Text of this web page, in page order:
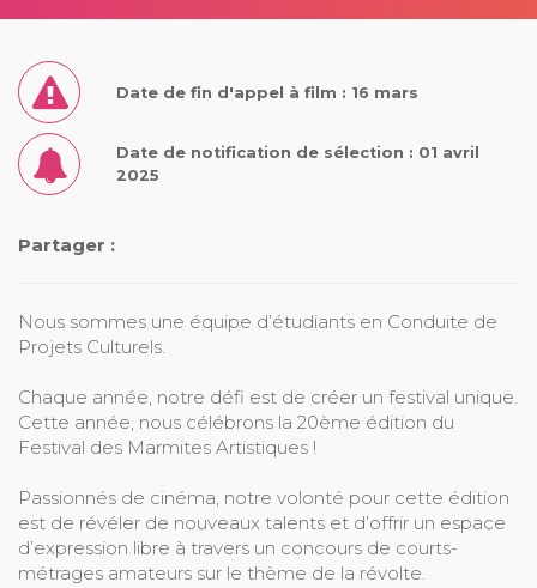
Date de fin d'appel à film : 16 mars
Date de notification de sélection : 01 avril
2025
Partager :
Nous sommes une équipe d’étudiants en Conduite de
Projets Culturels.
Chaque année, notre défi est de créer un festival unique.
Cette année, nous célébrons la 20ème édition du
Festival des Marmites Artistiques !
Passionnés de cinéma, notre volonté pour cette édition
est de révéler de nouveaux talents et d’offrir un espace
d’expression libre à travers un concours de courts-
métrages amateurs sur le thème de la révolte.